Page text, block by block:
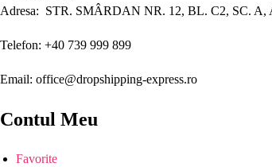
Adresa: STR. SMÂRDAN NR. 12, BL. C2, SC. A,
Telefon: +40 739 999 899
Email: office@dropshipping-express.ro
Contul Meu
Favorite